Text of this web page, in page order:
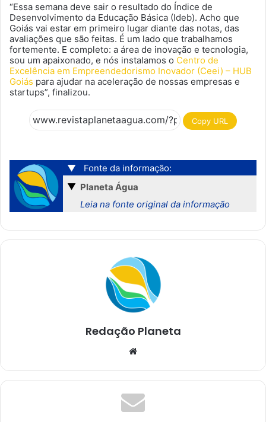
“Essa semana deve sair o resultado do Índice de
Desenvolvimento da Educação Básica (Ideb). Acho que
Goiás vai estar em primeiro lugar diante das notas, das
avaliações que são feitas. É um lado que trabalhamos
fortemente. E completo: a área de inovação e tecnologia,
sou um apaixonado, e nós instalamos o Centro de
Excelência em Empreendedorismo Inovador (Ceei) – HUB
Goiás para ajudar na aceleração de nossas empresas e
startups”, finalizou.
Copy URL
▼
Fonte da informação:
▼ Planeta Água
Leia na fonte original da informação
Redação Planeta
te